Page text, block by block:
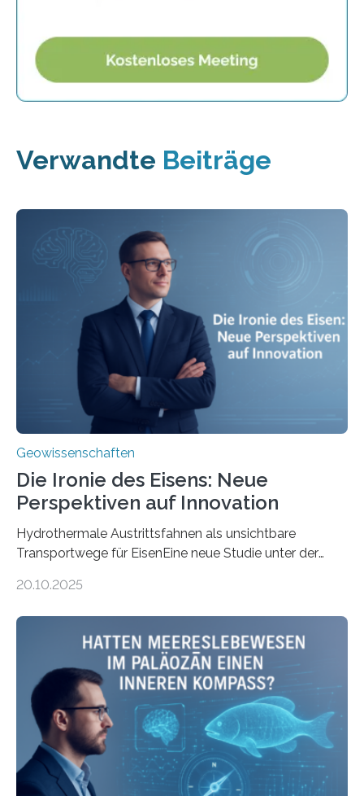
Verwandte Beiträge
Geowissenschaften
Die Ironie des Eisens: Neue
Perspektiven auf Innovation
Hydrothermale Austrittsfahnen als unsichtbare
Transportwege für EisenEine neue Studie unter der
Umweltwissenschaften der Universität Bremen –
Stoffkreislauf im Ozean prägen. Die Überblicksstudie
mit dem Titel „Iron’s Irony“ ist in Communications Earth
& Environment erschienen. Die Studie fasst bestehende
Forschungsergebnisse zusammen und interpretiert sie
neu, um zu erklären, wie Eisen, das aus hydrothermalen
Systemen freigesetzt wird, über ganze Ozeanbecken
transportiert werden kann. „Das…
20.10.2025